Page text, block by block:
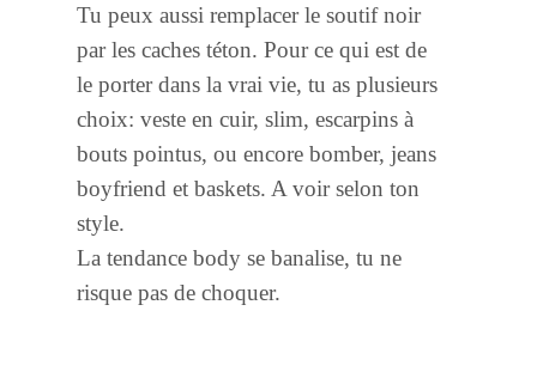
Tu peux aussi remplacer le soutif noir
par les caches téton. Pour ce qui est de
le porter dans la vrai vie, tu as plusieurs
choix: veste en cuir, slim, escarpins à
bouts pointus, ou encore bomber, jeans
boyfriend et baskets. A voir selon ton
style.
La tendance body se banalise, tu ne
risque pas de choquer.